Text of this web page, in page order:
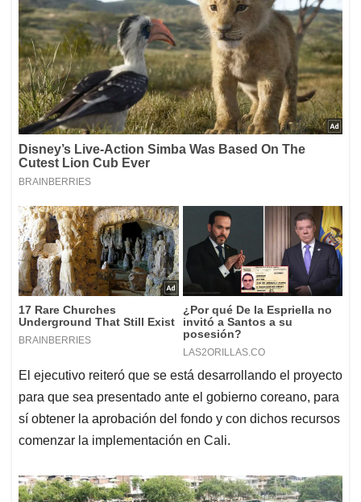
El ejecutivo reiteró que se está desarrollando el proyecto
para que sea presentado ante el gobierno coreano, para
sí obtener la aprobación del fondo y con dichos recursos
comenzar la implementación en Cali.